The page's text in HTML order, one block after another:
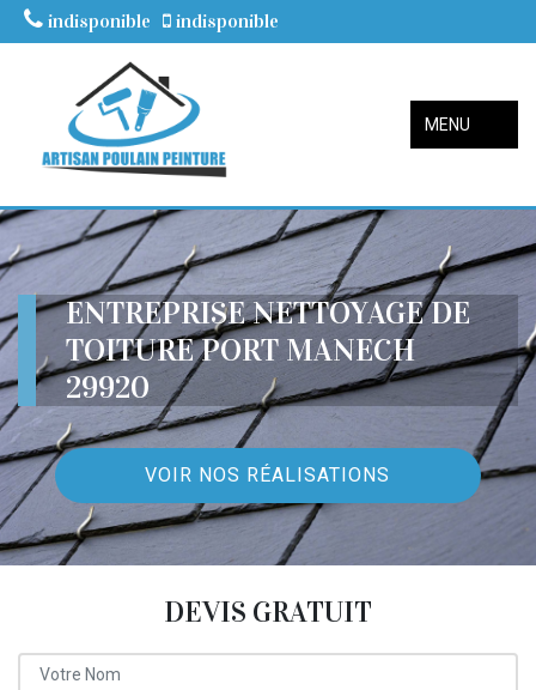
indisponible indisponible
MENU
ENTREPRISE NETTOYAGE DE
TOITURE PORT MANECH
29920
VOIR NOS RÉALISATIONS
DEVIS GRATUIT